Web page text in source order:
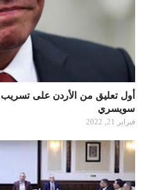
أول تعليق من الأردن على
سويسري
فبراير 21, 2022